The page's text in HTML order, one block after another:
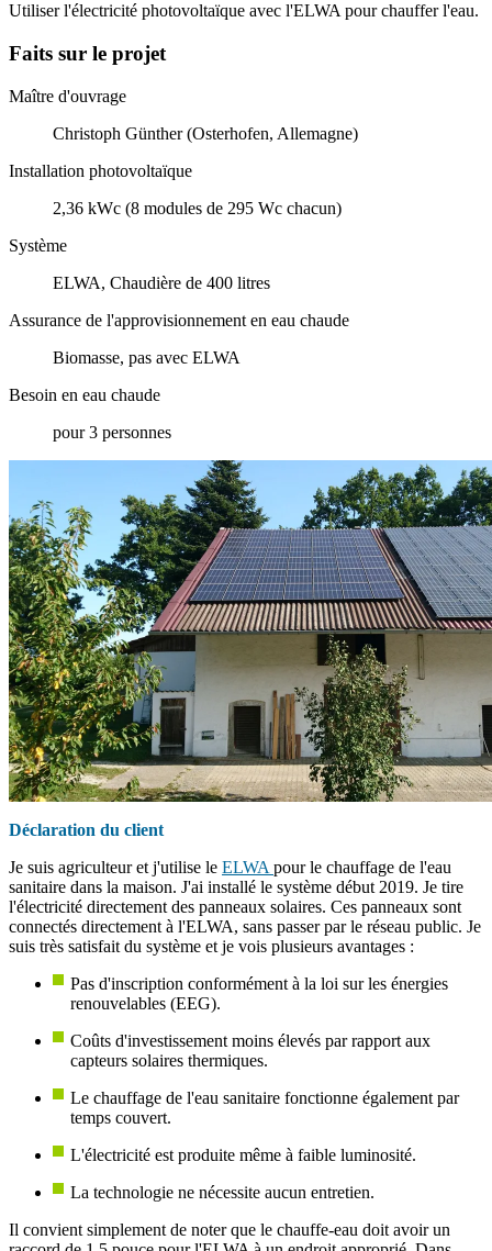
Utiliser l'électricité photovoltaïque avec l'ELWA pour chauffer l'eau.
Faits sur le projet
Maître d'ouvrage
Christoph Günther (Osterhofen, Allemagne)
Installation photovoltaïque
2,36 kWc (8 modules de 295 Wc chacun)
Système
ELWA, Chaudière de 400 litres
Assurance de l'approvisionnement en eau chaude
Biomasse, pas avec ELWA
Besoin en eau chaude
pour 3 personnes
Déclaration du client
Je suis agriculteur et j'utilise le ELWA pour le chauffage de l'eau
sanitaire dans la maison. J'ai installé le système début 2019. Je tire
l'électricité directement des panneaux solaires. Ces panneaux sont
connectés directement à l'ELWA, sans passer par le réseau public. Je
suis très satisfait du système et je vois plusieurs avantages :
Pas d'inscription conformément à la loi sur les énergies
renouvelables (EEG).
Coûts d'investissement moins élevés par rapport aux
capteurs solaires thermiques.
Le chauffage de l'eau sanitaire fonctionne également par
temps couvert.
L'électricité est produite même à faible luminosité.
La technologie ne nécessite aucun entretien.
Il convient simplement de noter que le chauffe-eau doit avoir un